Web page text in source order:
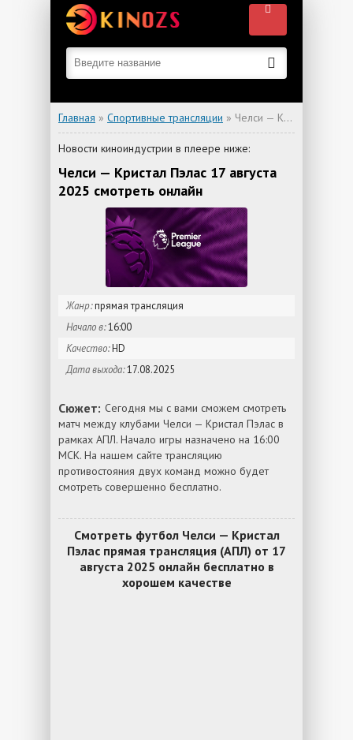
Главная » Спортивные трансляции » Челси — Кристал Пэлас
Новости киноиндустрии в плеере ниже:
Челси — Кристал Пэлас 17 августа
2025 смотреть онлайн
Жанр:прямая трансляция
Начало в:16:00
Качество:HD
Дата выхода:17.08.2025
Сюжет: Сегодня мы с вами сможем смотреть
матч между клубами Челси — Кристал Пэлас в
рамках АПЛ. Начало игры назначено на 16:00
МСК. На нашем сайте трансляцию
противостояния двух команд можно будет
смотреть совершенно бесплатно.
Смотреть футбол Челси — Кристал
Пэлас прямая трансляция (АПЛ) от 17
августа 2025 онлайн бесплатно в
хорошем качестве